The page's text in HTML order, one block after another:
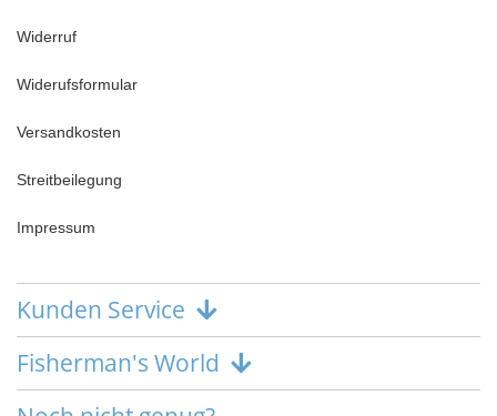
Widerruf
Widerufsformular
Versandkosten
Streitbeilegung
Impressum
Kunden Service
Fisherman's World